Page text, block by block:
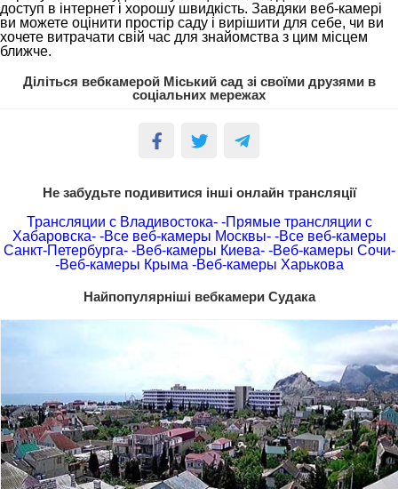
доступ в інтернет і хорошу швидкість. Завдяки веб-камері
ви можете оцінити простір саду і вирішити для себе, чи ви
хочете витрачати свій час для знайомства з цим місцем
ближче.
Діліться вебкамерой Міський сад зі своїми друзями в
соціальних мережах
Не забудьте подивитися інші онлайн трансляції
Трансляции с Владивостока- -Прямые трансляции с
Хабаровска- -Все веб-камеры Москвы- -Все веб-камеры
Санкт-Петербурга- -Веб-камеры Киева- -Веб-камеры Сочи-
-Веб-камеры Крыма -Веб-камеры Харькова
Найпопулярніші вебкамери Судака